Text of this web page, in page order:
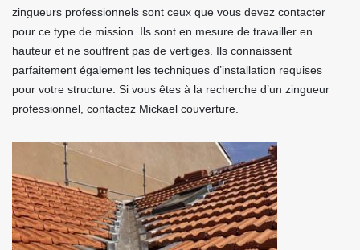
zingueurs professionnels sont ceux que vous devez contacter
pour ce type de mission. Ils sont en mesure de travailler en
hauteur et ne souffrent pas de vertiges. Ils connaissent
parfaitement également les techniques d’installation requises
pour votre structure. Si vous êtes à la recherche d’un zingueur
professionnel, contactez Mickael couverture.